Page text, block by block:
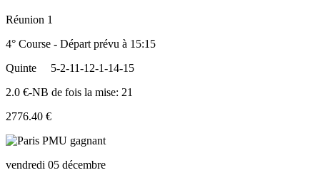
Réunion 1
4° Course - Départ prévu à 15:15
Quinte
5-2-11-12-1-14-15
2.0 €-NB de fois la mise: 21
2776.40 €
vendredi 05 décembre